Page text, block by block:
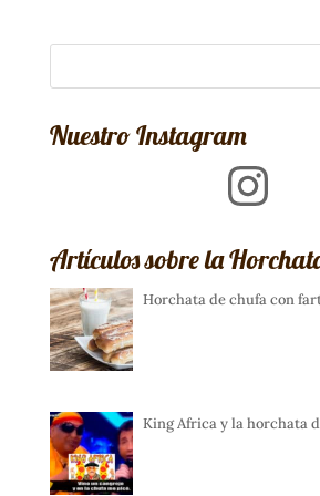
Nuestro Instagram
Instagram
Artículos sobre la
Horchata de chufa con
King Africa y la horchata